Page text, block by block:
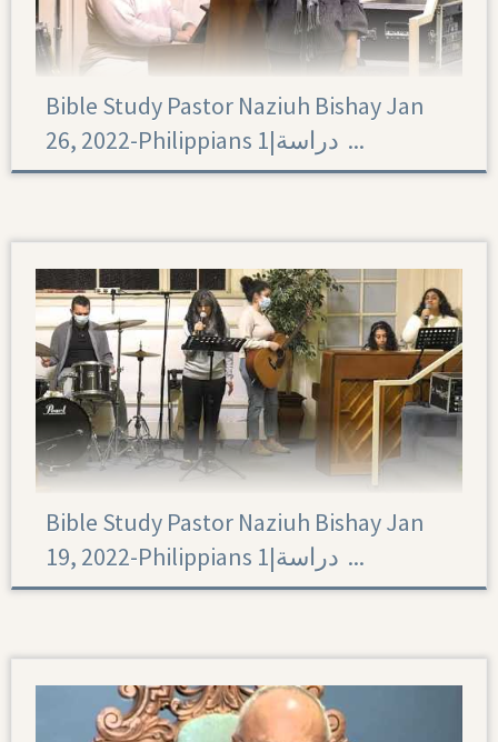
Bible Study Pastor Naziuh Bishay Jan
26, 2022-Philippians 1|‏ دراسة ...
Bible Study Pastor Naziuh Bishay Jan
19, 2022-Philippians 1|‏ دراسة ...